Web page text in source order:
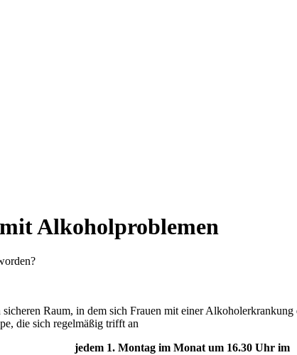
Alkoholproblemen
Raum, in dem sich Frauen mit einer
die sich regelmäßig trifft an
jedem 1. Montag im Monat um 16.30 Uhr im